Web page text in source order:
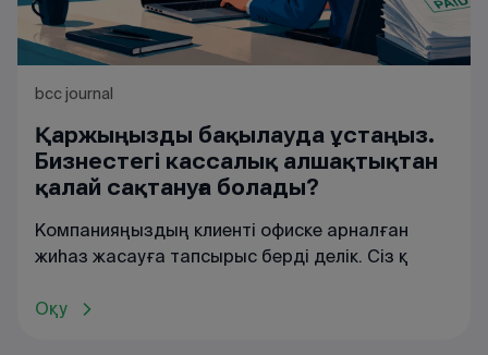
bcc journal
Қаржыңызды бақылауда ұстаңыз.
Бизнестегі кассалық алшақтықтан
қалай сақтануға болады?
Компанияңыздың клиенті офиске арналған
жиһаз жасауға тапсырыс берді делік. Сіз қ
Оқу